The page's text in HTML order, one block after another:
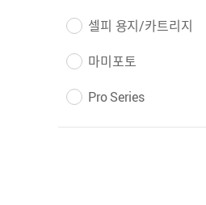
셀피 용지/카트리지
마미포토
Pro Series